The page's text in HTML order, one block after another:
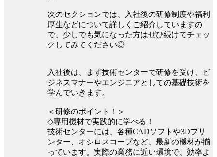
次のセクションでは、入社後の研修制度や福利
厚生などについて詳しくご紹介していますの
で、少しでも気になった方はぜひ続けてチェッ
クしてみてください◎
入社後は、まず技術センターで研修を受け、ビ
ジネスマナーやエンジニアとしての基礎技術を
学んでいきます。
＜研修のポイント！＞
◇専用機材で実践的に学べる！
技術センターには、各種CADソフトや3Dプリ
ンター、オシロスコープなど、最新の機材が揃
っています。実際の業務に近い環境で、効率よ